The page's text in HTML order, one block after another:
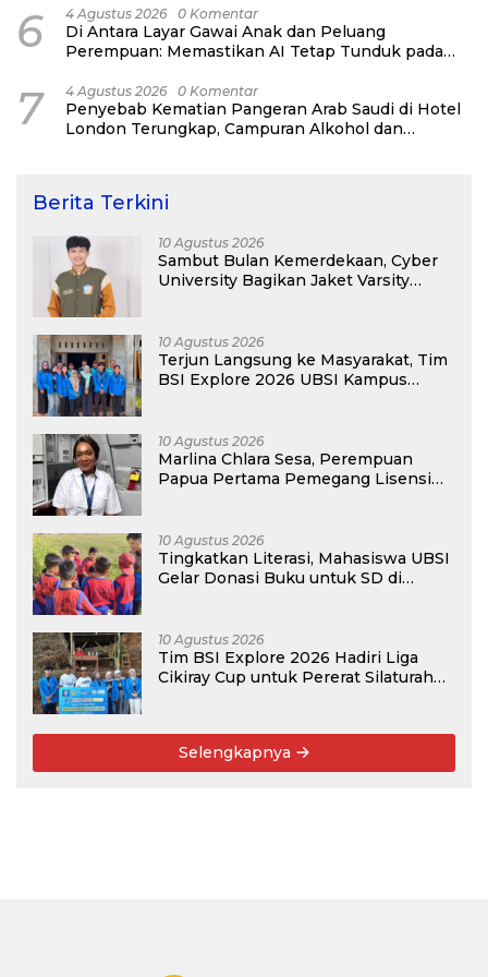
6 4 Agustus 2026 0 Komentar
Di Antara Layar Gawai Anak dan Peluang
Perempuan: Memastikan AI Tetap Tunduk pada
7 4 Agustus 2026 0 Komentar
Penyebab Kematian Pangeran Arab Saudi di Hotel
London Terungkap, Campuran Alkohol dan
Berita Terkini
10 Agustus 2026
Sambut Bulan Kemerdekaan, Cyber
University Bagikan Jaket Varsity
10 Agustus 2026
Terjun Langsung ke Masyarakat, Tim
BSI Explore 2026 UBSI Kampus
10 Agustus 2026
Marlina Chlara Sesa, Perempuan
Papua Pertama Pemegang Lisensi
10 Agustus 2026
Tingkatkan Literasi, Mahasiswa UBSI
Gelar Donasi Buku untuk SD di
10 Agustus 2026
Tim BSI Explore 2026 Hadiri Liga
Cikiray Cup untuk Pererat Silaturahmi
Selengkapnya